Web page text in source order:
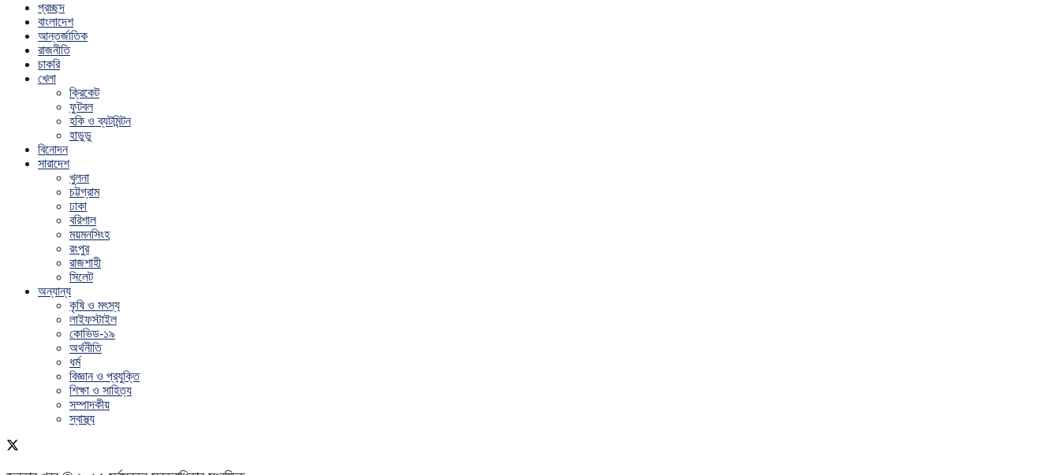
প্রচ্ছদ
বাংলাদেশ
আন্তর্জাতিক
রাজনীতি
চাকরি
খেলা
ক্রিকেট
ফুটবল
হকি ও ব্যটমিন্টন
হাডুডু
বিনোদন
সারাদেশ
খুলনা
চট্টগ্রাম
ঢাকা
বরিশাল
ময়মনসিংহ
রংপুর
রাজশাহী
সিলেট
অন্যান্য
কৃষি ও মৎস্য
লাইফস্টাইল
কোভিড-১৯
অর্থনীতি
ধর্ম
বিজ্ঞান ও প্রযুক্তি
শিক্ষা ও সাহিত্য
সম্পাদকীয়
স্বাস্থ্য